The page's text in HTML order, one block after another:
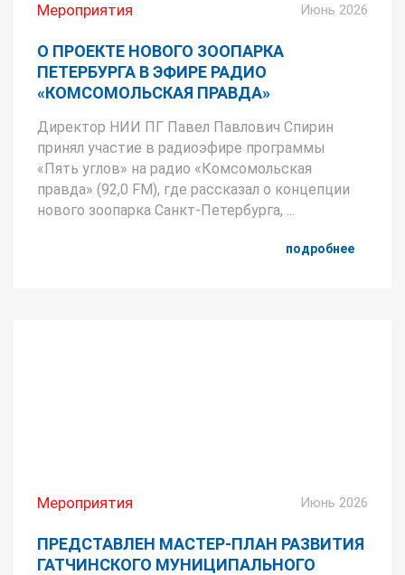
Мероприятия Июнь 2026
О ПРОЕКТЕ НОВОГО ЗООПАРКА
ПЕТЕРБУРГА В ЭФИРЕ РАДИО
«КОМСОМОЛЬСКАЯ ПРАВДА»
Директор НИИ ПГ Павел Павлович Спирин
принял участие в радиоэфире программы
«Пять углов» на радио «Комсомольская
правда» (92,0 FM), где рассказал о концепции
нового зоопарка Санкт-Петербурга, ...
подробнее
Мероприятия Июнь 2026
ПРЕДСТАВЛЕН МАСТЕР‑ПЛАН РАЗВИТИЯ
ГАТЧИНСКОГО МУНИЦИПАЛЬНОГО